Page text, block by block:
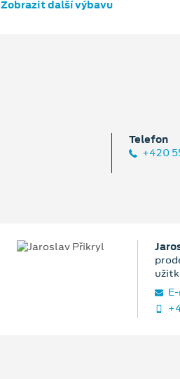
Zobrazit další výbavu
Telefon
+420